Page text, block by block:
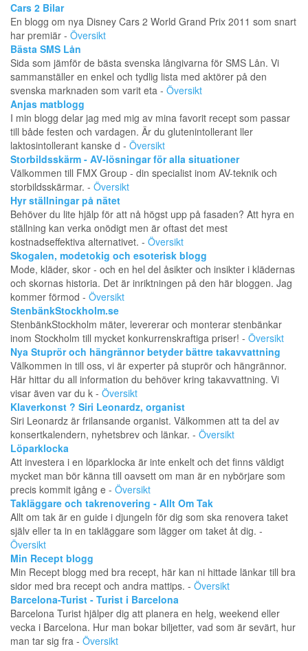
Cars 2 Bilar
En blogg om nya Disney Cars 2 World Grand Prix 2011 som snart
har premiär - Översikt
Bästa SMS Lån
Sida som jämför de bästa svenska långivarna för SMS Lån. Vi
sammanställer en enkel och tydlig lista med aktörer på den
svenska marknaden som varit eta - Översikt
Anjas matblogg
I min blogg delar jag med mig av mina favorit recept som passar
till både festen och vardagen. Är du glutenintollerant ller
laktosintollerant kanske d - Översikt
Storbildsskärm - AV-lösningar för alla situationer
Välkommen till FMX Group - din specialist inom AV-teknik och
storbildsskärmar. - Översikt
Hyr ställningar på nätet
Behöver du lite hjälp för att nå högst upp på fasaden? Att hyra en
ställning kan verka onödigt men är oftast det mest
kostnadseffektiva alternativet. - Översikt
Skogalen, modetokig och esoterisk blogg
Mode, kläder, skor - och en hel del åsikter och insikter i klädernas
och skornas historia. Det är inriktningen på den här bloggen. Jag
kommer förmod - Översikt
StenbänkStockholm.se
StenbänkStockholm mäter, levererar och monterar stenbänkar
inom Stockholm till mycket konkurrenskraftiga priser! - Översikt
Nya Stuprör och hängrännor betyder bättre takavvattning
Välkommen in till oss, vi är experter på stuprör och hängrännor.
Här hittar du all information du behöver kring takavvattning. Vi
visar även var du k - Översikt
Klaverkonst ? Siri Leonardz, organist
Siri Leonardz är frilansande organist. Välkommen att ta del av
konsertkalendern, nyhetsbrev och länkar. - Översikt
Löparklocka
Att investera i en löparklocka är inte enkelt och det finns väldigt
mycket man bör känna till oavsett om man är en nybörjare som
precis kommit igång e - Översikt
Takläggare och takrenovering - Allt Om Tak
Allt om tak är en guide i djungeln för dig som ska renovera taket
själv eller ta in en takläggare som lägger om taket åt dig. -
Översikt
Min Recept blogg
Min Recept blogg med bra recept, här kan ni hittade länkar till bra
sidor med bra recept och andra mattips. - Översikt
Barcelona-Turist - Turist i Barcelona
Barcelona Turist hjälper dig att planera en helg, weekend eller
vecka i Barcelona. Hur man bokar biljetter, vad som är sevärt, hur
man tar sig fra - Översikt